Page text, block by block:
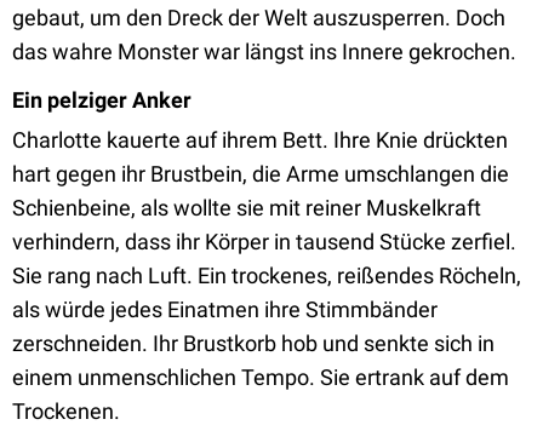
gebaut, um den Dreck der Welt auszusperren. Doch
das wahre Monster war längst ins Innere gekrochen.
Ein pelziger Anker
Charlotte kauerte auf ihrem Bett. Ihre Knie drückten
hart gegen ihr Brustbein, die Arme umschlangen die
Schienbeine, als wollte sie mit reiner Muskelkraft
verhindern, dass ihr Körper in tausend Stücke zerfiel.
Sie rang nach Luft. Ein trockenes, reißendes Röcheln,
als würde jedes Einatmen ihre Stimmbänder
zerschneiden. Ihr Brustkorb hob und senkte sich in
einem unmenschlichen Tempo. Sie ertrank auf dem
Trockenen.